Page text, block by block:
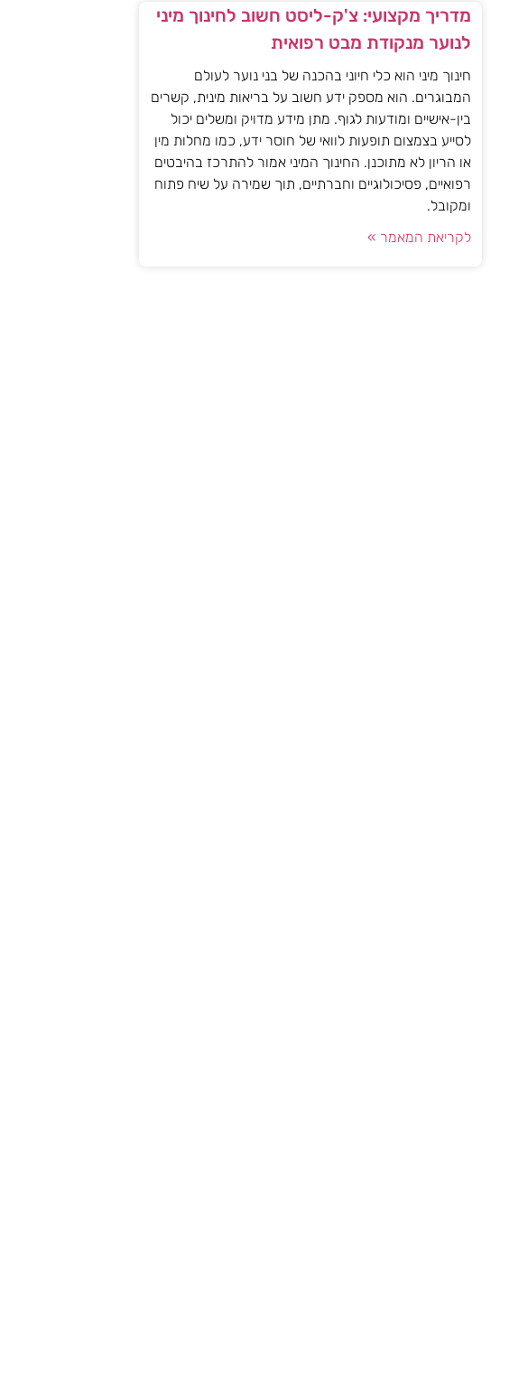
מדריך מקצועי: צ'ק-ליסט חשוב לחינוך מיני
לנוער מנקודת מבט רפואית
חינוך מיני הוא כלי חיוני בהכנה של בני נוער לעולם
המבוגרים. הוא מספק ידע חשוב על בריאות מינית, קשרים
בין-אישיים ומודעות לגוף. מתן מידע מדויק ומשלים יכול
לסייע בצמצום תופעות לוואי של חוסר ידע, כמו מחלות מין
או הריון לא מתוכנן. החינוך המיני אמור להתרכז בהיבטים
רפואיים, פסיכולוגיים וחברתיים, תוך שמירה על שיח פתוח
ומקובל.
לקריאת המאמר »